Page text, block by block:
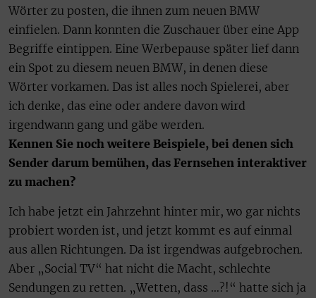
Wörter zu posten, die ihnen zum neuen BMW
einfielen. Dann konnten die Zuschauer über eine App
Begriffe eintippen. Eine Werbepause später lief dann
ein Spot zu diesem neuen BMW, in denen diese
Wörter vorkamen. Das ist alles noch Spielerei, aber
ich denke, das eine oder andere davon wird
irgendwann gang und gäbe werden.
Kennen Sie noch weitere Beispiele, bei denen sich
Sender darum bemühen, das Fernsehen interaktiver
zu machen?
Ich habe jetzt ein Jahrzehnt hinter mir, wo gar nichts
probiert worden ist, und jetzt kommt es auf einmal
aus allen Richtungen. Da ist irgendwas aufgebrochen.
Aber „Social TV“ hat nicht die Macht, schlechte
Sendungen zu retten. „Wetten, dass …?!“ hatte sich ja